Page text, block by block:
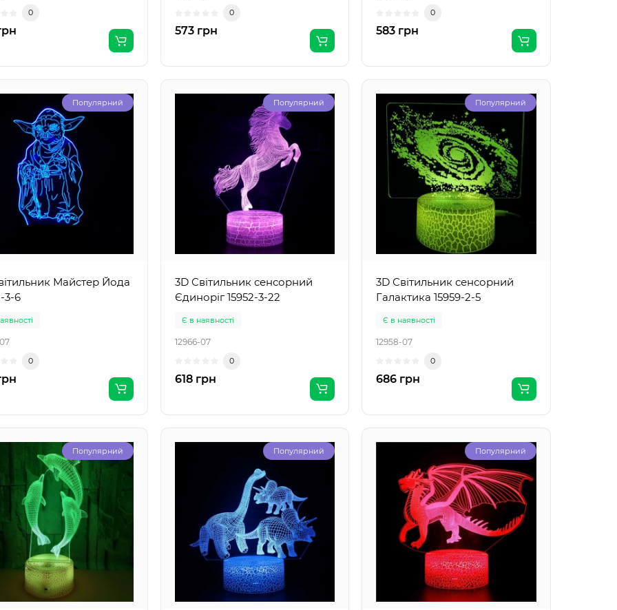
0 0
573 грн
0
583 грн
Популярний
Майстер Йода
3-6
0
Популярний
3D Світильник сенсорний
Єдиноріг 15952-3-22
Є в наявності
12966-07
0
618 грн
Популярний
3D Світильник сенсорний
Галактика 15959-2-5
Є в наявності
12958-07
0
686 грн
Популярний Популярний Популярний